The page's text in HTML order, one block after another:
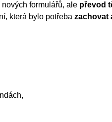
formulářů, ale převod
která bylo potřeba zachovat